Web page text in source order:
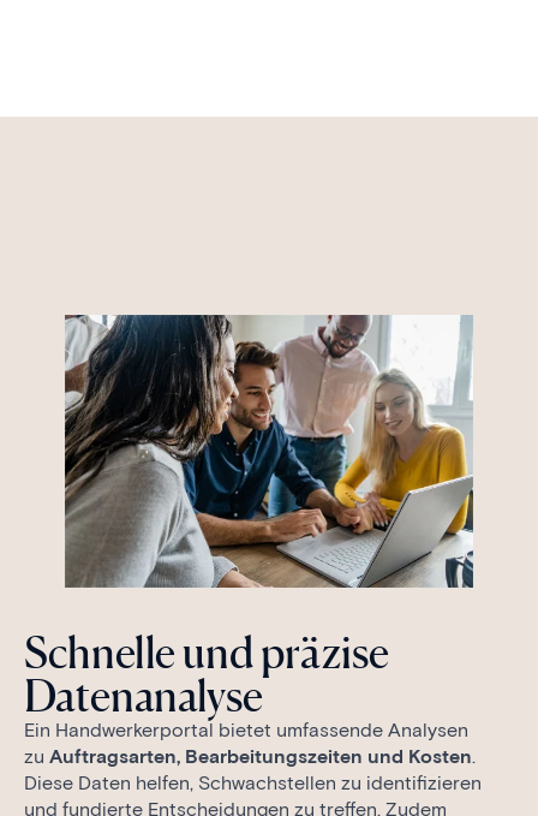
Schnelle und präzise
Datenanalyse
Ein Handwerkerportal bietet umfassende Analysen
zu Auftragsarten, Bearbeitungszeiten und Kosten.
Diese Daten helfen, Schwachstellen zu identifizieren
und fundierte Entscheidungen zu treffen. Zudem